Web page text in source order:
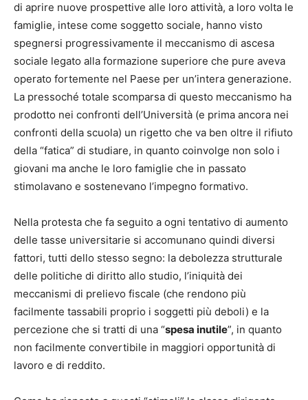
di aprire nuove prospettive alle loro attività, a loro volta le
famiglie, intese come soggetto sociale, hanno visto
spegnersi progressivamente il meccanismo di ascesa
sociale legato alla formazione superiore che pure aveva
operato fortemente nel Paese per un’intera generazione.
La pressoché totale scomparsa di questo meccanismo ha
prodotto nei confronti dell’Università (e prima ancora nei
confronti della scuola) un rigetto che va ben oltre il rifiuto
della “fatica” di studiare, in quanto coinvolge non solo i
giovani ma anche le loro famiglie che in passato
stimolavano e sostenevano l’impegno formativo.
Nella protesta che fa seguito a ogni tentativo di aumento
delle tasse universitarie si accomunano quindi diversi
fattori, tutti dello stesso segno: la debolezza strutturale
delle politiche di diritto allo studio, l’iniquità dei
meccanismi di prelievo fiscale (che rendono più
facilmente tassabili proprio i soggetti più deboli) e la
percezione che si tratti di una “spesa inutile”, in quanto
non facilmente convertibile in maggiori opportunità di
lavoro e di reddito.